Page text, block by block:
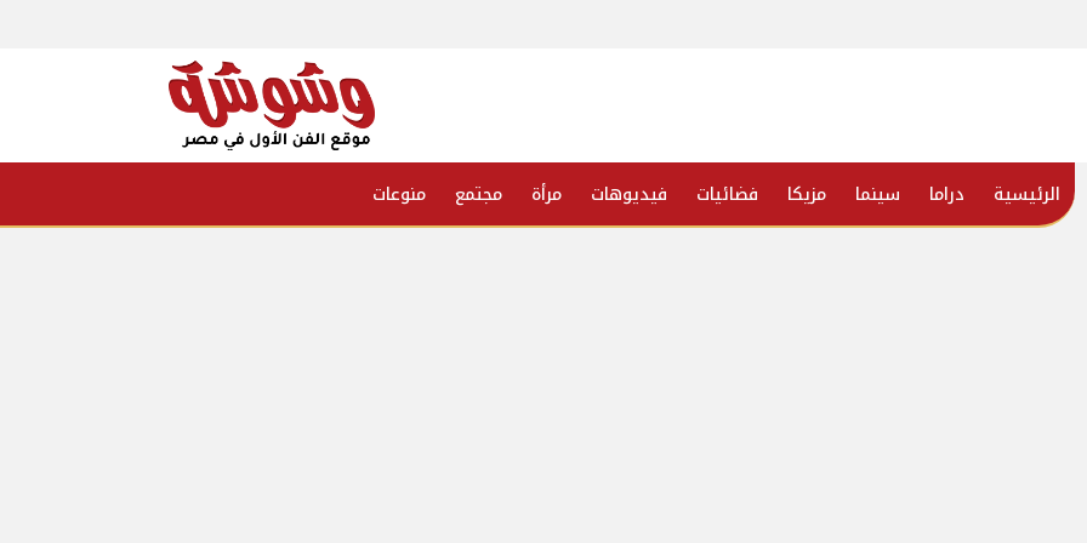
الرئيسية دراما سينما مزيكا فضائيات فيديوهات مرأة مجتمع منوعات